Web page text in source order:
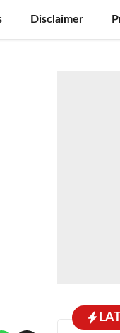
Disclaimer